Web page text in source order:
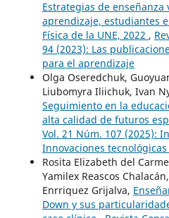
Estrategias de
aprendizaje, estudiantes
Física de la UNE, 2022 ,
94 (2023): Las
para el aprendizaje
Olga Oseredchuk,
Liubomyra Iliichuk, Ivan
Seguimiento en la
alta calidad de futuros
Vol. 21 Núm. 107 (2025):
Innovaciones
Rosita Elizabeth del
Yamilex Reascos
Enrriquez Grijalva,
Down y sus